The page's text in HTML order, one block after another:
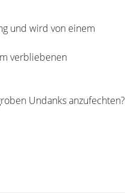
und wird von einem
verbliebenen
Undanks anzufechten?